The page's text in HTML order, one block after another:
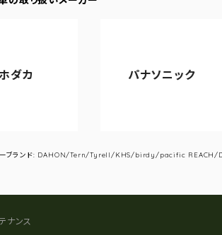
パナソニック
ーブランド: DAHON/Tern/Tyrell/KHS/birdy/pacific
内の現在地
ップナカゴヤ
ナンス